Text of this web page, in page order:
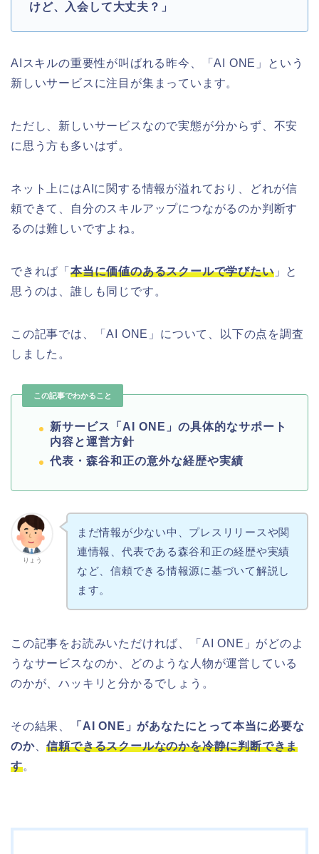
けど、入会して大丈夫？」
AIスキルの重要性が叫ばれる昨今、「AI ONE」という
新しいサービスに注目が集まっています。
ただし、新しいサービスなので実態が分からず、不安
に思う方も多いはず。
ネット上にはAIに関する情報が溢れており、どれが信
頼できて、自分のスキルアップにつながるのか判断す
るのは難しいですよね。
できれば「 本当に価値のあるスクールで学びたい」と
思うのは、誰しも同じです。
この記事では、「AI ONE」について、以下の点を調査
しました。
この記事でわかること
新サービス「AI ONE」の具体的なサポート
内容と運営方針
代表・森谷和正の意外な経歴や実績
りょう
まだ情報が少ない中、プレスリリースや関
連情報、代表である森谷和正の経歴や実績
など、信頼できる情報源に基づいて解説し
ます。
この記事をお読みいただければ、「AI ONE」がどのよ
うなサービスなのか、どのような人物が運営している
のかが、ハッキリと分かるでしょう。
その結果、
「AI ONE」があなたにとって本当に必要な
のか、信頼できるスクールなのかを冷静に判断できま
す。